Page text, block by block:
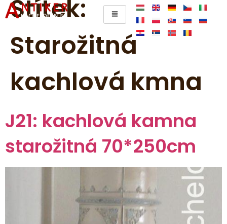
Štítek:
Starožitná
kachlová kmna
J21: kachlová kamna
starožitná 70*250cm